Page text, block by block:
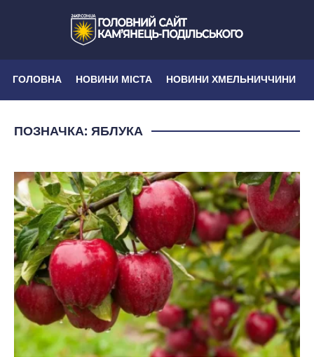
ГОЛОВНА НОВИНИ МІСТА НОВИНИ ХМЕЛЬНИЧЧИНИ
ПОЗНАЧКА: ЯБЛУКА